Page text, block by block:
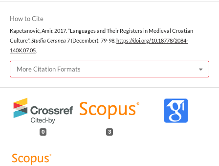
How to Cite
Kapetanović, Amir. 2017. “Languages and Their Registers in Medieval Croatian
Culture”. Studia Ceranea 7 (December): 79-98. https://doi.org/10.18778/2084-
140X.07.05
More Citation Formats
0 3